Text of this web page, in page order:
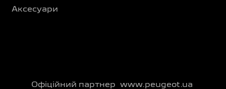
Аксесуари
Офіційний партнер www.peugeot.ua